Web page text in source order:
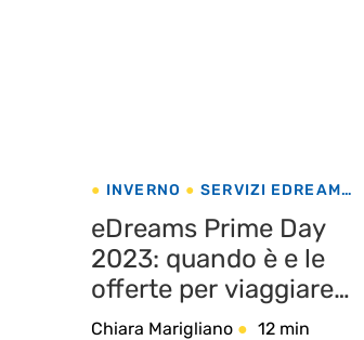
INVERNO
SERVIZI EDREAMS
eDreams Prime Day
2023: quando è e le
offerte per viaggiare
in inverno
Chiara Marigliano 12 min